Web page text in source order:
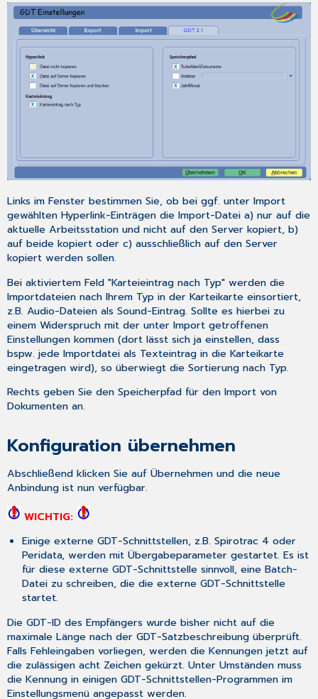
Links im Fenster bestimmen Sie, ob bei ggf. unterImport
gewählten Hyperlink-Einträgen die Import-Datei a) nur auf die
aktuelle Arbeitsstation und nicht auf den Server kopiert, b)
auf beide kopiert oder c) ausschließlich auf den Server
kopiert werden sollen.
Bei aktiviertem Feld "Karteieintrag nach Typ" werden die
Importdateien nach Ihrem Typ in der Karteikarte einsortiert,
z.B. Audio-Dateien als Sound-Eintrag. Sollte es hierbei zu
einem Widerspruch mit der unterImport getroffenen
Einstellungen kommen (dort lässt sich ja einstellen, dass
bspw. jede Importdatei als Texteintrag in die Karteikarte
eingetragen wird), so überwiegt die Sortierung nach Typ.
Rechts geben Sie den Speicherpfad für den Import von
Dokumenten an.
Konfiguration übernehmen
Abschließend klicken Sie aufÜbernehmen und die neue
Anbindung ist nun verfügbar.
WICHTIG:
Einige externe GDT-Schnittstellen, z.B. Spirotrac 4 oder
Peridata, werden mit Übergabeparameter gestartet. Es ist
für diese externe GDT-Schnittstelle sinnvoll, eine Batch-
Datei zu schreiben, die die externe GDT-Schnittstelle
startet.
Die GDT-ID des Empfängers wurde bisher nicht auf die
maximale Länge nach der GDT-Satzbeschreibung überprüft.
Falls Fehleingaben vorliegen, werden die Kennungen jetzt auf
die zulässigen acht Zeichen gekürzt. Unter Umständen muss
die Kennung in einigen GDT-Schnittstellen-Programmen im
Einstellungsmenü angepasst werden.